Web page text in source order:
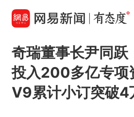
奇瑞董事长尹同跃
投入200多亿专项
V9累计小订突破4